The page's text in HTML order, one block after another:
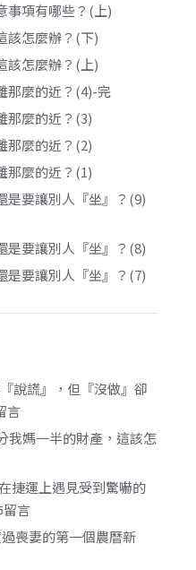
事項有哪些？(上)
該怎麼辦？(下)
該怎麼辦？(上)
那麼的近？(4)-完
那麼的近？(3)
那麼的近？(2)
那麼的近？(1)
是要讓別人『坐』？(9)
是要讓別人『坐』？(8)
是要讓別人『坐』？(7)
說謊』，但『沒做』卻
言
我媽一半的財產，這該怎
捷運上遇見受到驚嚇的
留言
喪妻的第一個農曆新